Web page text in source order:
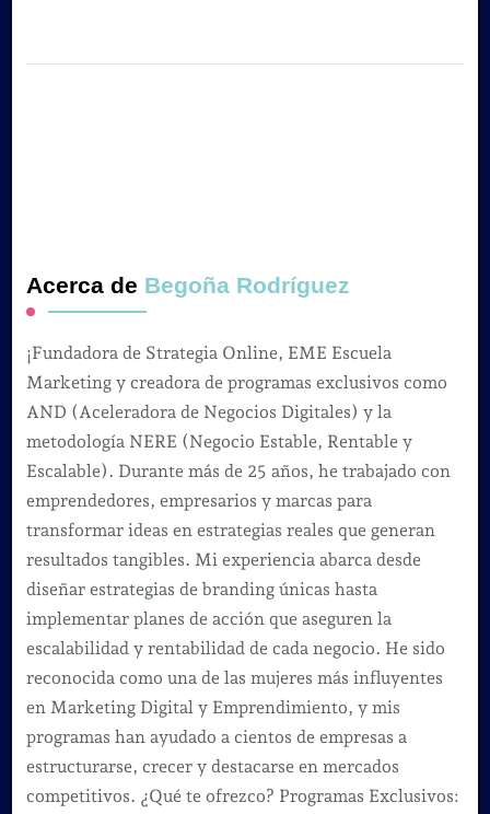
Acerca de Begoña Rodríguez
¡Fundadora de Strategia Online, EME Escuela
Marketing y creadora de programas exclusivos como
AND (Aceleradora de Negocios Digitales) y la
metodología NERE (Negocio Estable, Rentable y
Escalable). Durante más de 25 años, he trabajado con
emprendedores, empresarios y marcas para
transformar ideas en estrategias reales que generan
resultados tangibles. Mi experiencia abarca desde
diseñar estrategias de branding únicas hasta
implementar planes de acción que aseguren la
escalabilidad y rentabilidad de cada negocio. He sido
reconocida como una de las mujeres más influyentes
en Marketing Digital y Emprendimiento, y mis
programas han ayudado a cientos de empresas a
estructurarse, crecer y destacarse en mercados
competitivos. ¿Qué te ofrezco? Programas Exclusivos: